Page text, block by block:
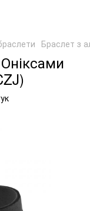
Браслет з